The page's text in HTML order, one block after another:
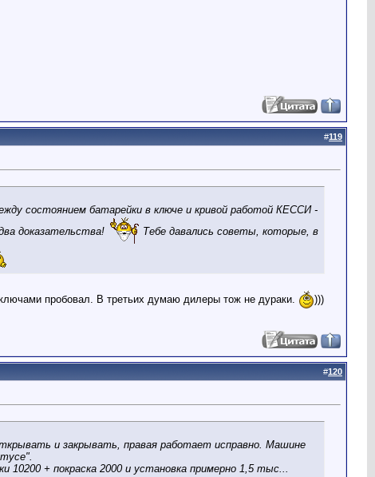
#119
состоянием батарейки в ключе и кривой работой КЕССИ -
доказательства!
Тебе давались советы, которые, в
пробовал. В третьих думаю дилеры тож не дураки.
)))
#120
и закрывать, правая работает исправно. Машине
10200 + покраска 2000 и установка примерно 1,5 тыс...